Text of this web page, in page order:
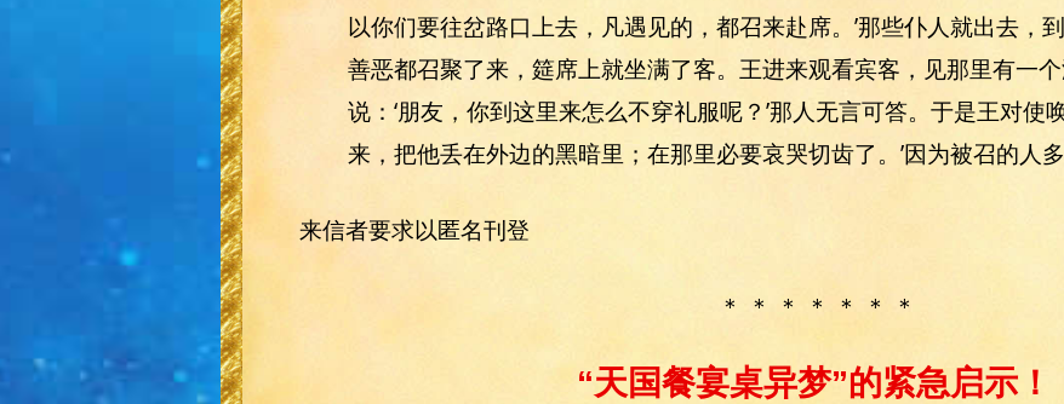
以你们要往岔路口上去，凡遇见的，都召来赴席。’那些仆人就出去，
善恶都召聚了来，筵席上就坐满了客。王进来观看宾客，见那里有一
说：‘朋友，你到这里来怎么不穿礼服呢？’那人无言可答。于是王对使
来，把他丢在外边的黑暗里；在那里必要哀哭切齿了。’因为被召的人
来信者要求以匿名刊登
＊ ＊ ＊ ＊ ＊ ＊ ＊
“天国餐宴桌异梦”的紧急启示！